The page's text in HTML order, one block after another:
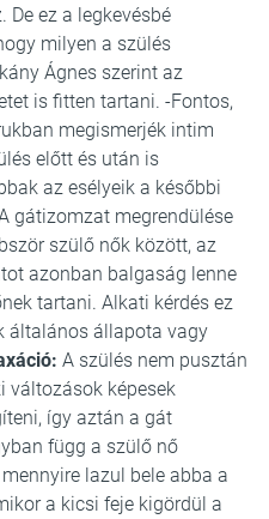
ez a legkevésbé
milyen a szülés
Ágnes szerint az
is fitten tartani. -Fontos,
megismerjék intim
előtt és után is
az esélyeik a későbbi
gátizomzat megrendülése
szülő nők között, az
azonban balgaság lenne
tartani. Alkati kérdés ez
általános állapota vagy
A szülés nem pusztán
változások képesek
így aztán a gát
függ a szülő nő
lazul bele abba a
a kicsi feje kigördül a